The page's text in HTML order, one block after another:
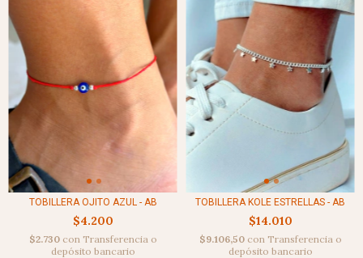
TOBILLERA OJITO AZUL - AB
$4.200
$2.730 con Transferencia o
depósito bancario
TOBILLERA KOLE ESTRELLAS - AB
$14.010
$9.106,50 con Transferencia o
depósito bancario